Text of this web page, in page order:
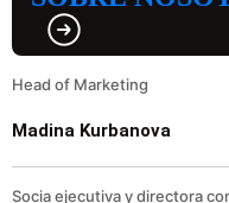
Head of Marketing
Madina Kurbanova
Socia ejecutiva y directora